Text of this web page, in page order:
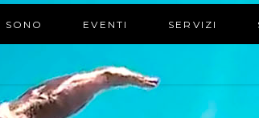
SONO EVENTI SERVIZI